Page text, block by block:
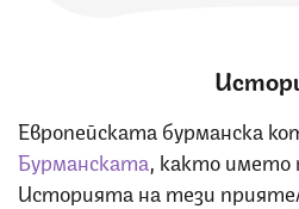
Европейската бурманска
Бурманската , както името
Историята на тези